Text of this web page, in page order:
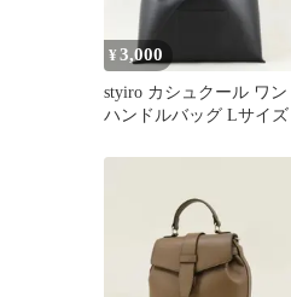
¥3,000
styiro カシュクール ワン
ハンドルバッグ Lサイズ